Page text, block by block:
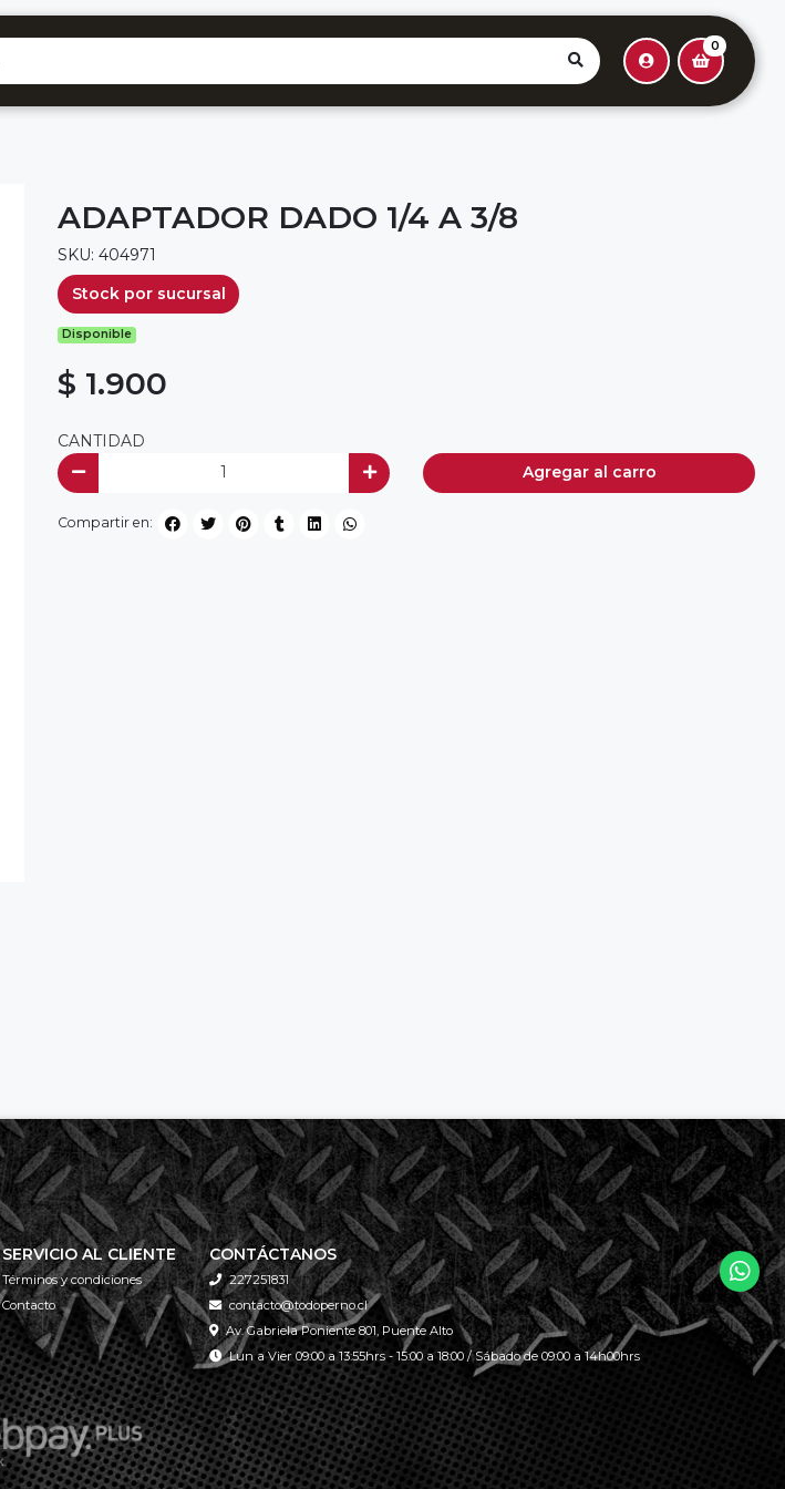
0
ADAPTADOR DADO 1/4 A 3/8
SKU: 404971
Stock por sucursal
Disponible
$ 1.900
CANTIDAD
Agregar al carro
Compartir en:
SERVICIO AL CLIENTE
Términos y condiciones
Contacto
CONTÁCTANOS
227251831
contacto@todoperno.cl
Av. Gabriela Poniente 801, Puente Alto
Lun a Vier 09:00 a 13:55hrs - 15:00 a 18:00 / Sábado de 09:00 a 14h00hrs